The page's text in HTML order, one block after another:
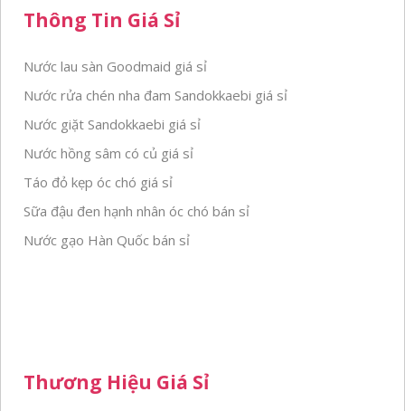
Thông Tin Giá Sỉ
Nước lau sàn Goodmaid giá sỉ
Nước rửa chén nha đam Sandokkaebi giá sỉ
Nước giặt Sandokkaebi giá sỉ
Nước hồng sâm có củ giá sỉ
Táo đỏ kẹp óc chó giá sỉ
Sữa đậu đen hạnh nhân óc chó bán sỉ
Nước gạo Hàn Quốc bán sỉ
Thương Hiệu Giá Sỉ